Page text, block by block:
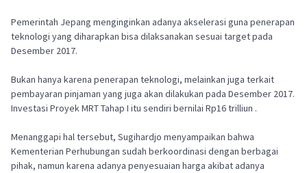
Pemerintah Jepang menginginkan adanya akselerasi guna penerapan
teknologi yang diharapkan bisa dilaksanakan sesuai target pada
Desember 2017.
Bukan hanya karena penerapan teknologi, melainkan juga terkait
pembayaran pinjaman yang juga akan dilakukan pada Desember 2017.
Investasi Proyek MRT Tahap I itu sendiri bernilai Rp16 trilliun .
Menanggapi hal tersebut, Sugihardjo menyampaikan bahwa
Kementerian Perhubungan sudah berkoordinasi dengan berbagai
pihak, namun karena adanya penyesuaian harga akibat adanya